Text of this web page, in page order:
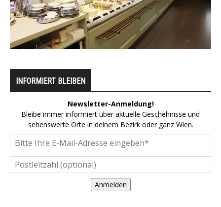
INFORMIERT BLEIBEN
Newsletter-Anmeldung!
Bleibe immer informiert über aktuelle Geschehnisse und
sehenswerte Orte in deinem Bezirk oder ganz Wien.
Anmelden